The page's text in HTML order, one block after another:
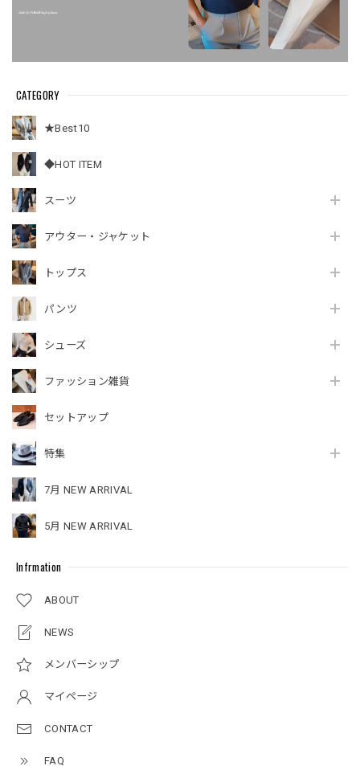
CATEGORY
★Best10
◆HOT ITEM
スーツ
アウター・ジャケット
トップス
パンツ
シューズ
ファッション雑貨
セットアップ
特集
7月 NEW ARRIVAL
5月 NEW ARRIVAL
Infrmation
ABOUT
NEWS
メンバーシップ
マイページ
CONTACT
FAQ